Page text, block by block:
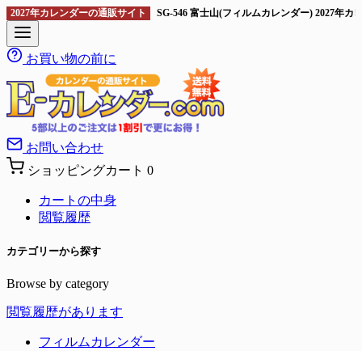
2027年カレンダーの通販サイト SG-546 富士山(フィルムカレンダー) 2027年
お買い物の前に
お問い合わせ
ショッピングカート 0
カートの中身
閲覧履歴
カテゴリーから探す
Browse by category
閲覧履歴があります
フィルムカレンダー